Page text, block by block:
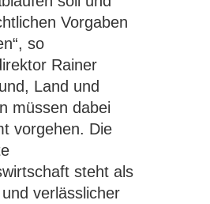
Vorgaben
so
Rainer
Land und
müssen dabei
vorgehen. Die
steht als
verlässlicher